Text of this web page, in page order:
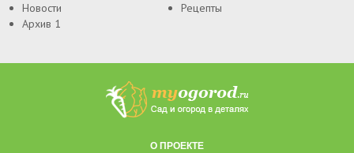
Новости
Рецепты
Архив 1
О ПРОЕКТЕ